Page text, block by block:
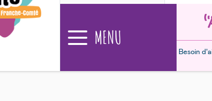
MENU
Besoin